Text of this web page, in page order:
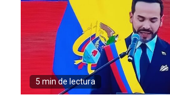
5 min de lectura